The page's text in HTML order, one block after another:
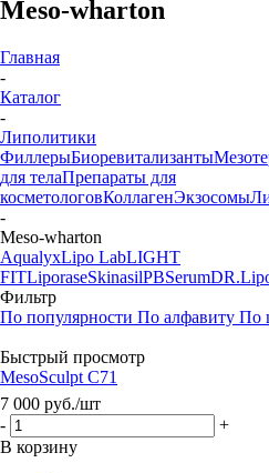
Meso-wharton
Главная
-
Каталог
-
Липолитики
ФиллерыБиоревитализанты
для телаПрепараты для
косметологовКоллагенЭкзосомы
-
Meso-wharton
AqualyxLipo LabLIGHT
FITLiporaseSkinasilPBSerum
Фильтр
По популярности По алфавиту По
Быстрый просмотр
MesoSculpt C71
7 000 руб./шт
-
+
В корзину